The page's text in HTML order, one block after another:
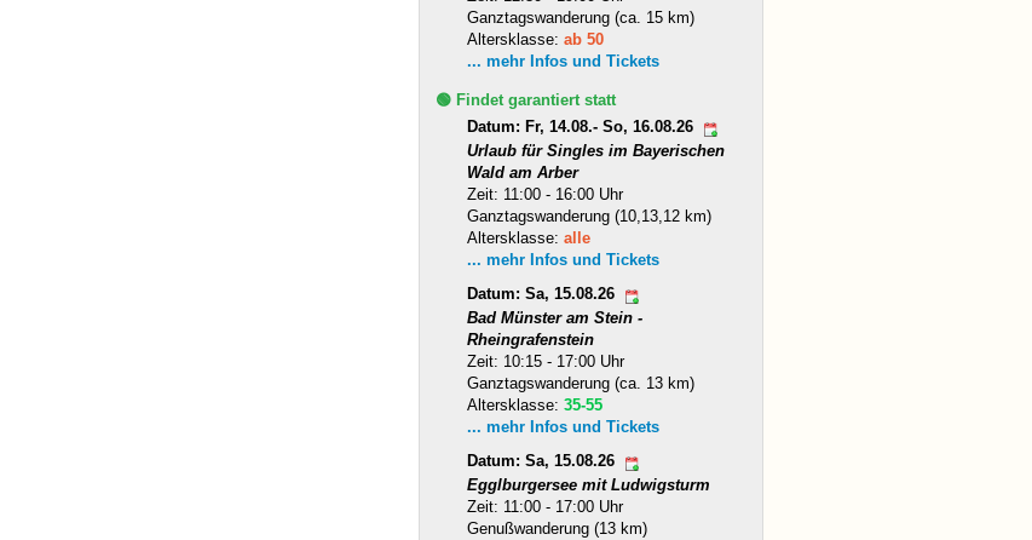
Ganztagswanderung (ca. 15 km)
Altersklasse:ab 50
... mehr Infos und Tickets
🟢 Findet garantiert statt
Datum: Fr, 14.08.- So, 16.08.26
Urlaub für Singles im Bayerischen
Wald am Arber
Zeit: 11:00 - 16:00 Uhr
Ganztagswanderung (10,13,12 km)
Altersklasse:alle
... mehr Infos und Tickets
Datum: Sa, 15.08.26
Bad Münster am Stein -
Rheingrafenstein
Zeit: 10:15 - 17:00 Uhr
Ganztagswanderung (ca. 13 km)
Altersklasse:35-55
... mehr Infos und Tickets
Datum: Sa, 15.08.26
Egglburgersee mit Ludwigsturm
Zeit: 11:00 - 17:00 Uhr
Genußwanderung (13 km)